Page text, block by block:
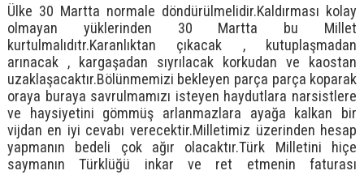
Ülke 30 Martta normale döndürülmelidir.Kaldırması kolay
olmayan yüklerinden 30 Martta bu Millet
kurtulmalıdıtr.Karanlıktan çıkacak , kutuplaşmadan
arınacak , kargaşadan sıyrılacak korkudan ve kaostan
uzaklaşacaktır.Bölünmemizi bekleyen parça parça koparak
oraya buraya savrulmamızı isteyen haydutlara narsistlere
ve haysiyetini gömmüş arlanmazlara ayağa kalkan bir
vijdan en iyi cevabı verecektir.Milletimiz üzerinden hesap
yapmanın bedeli çok ağır olacaktır.Türk Milletini hiçe
saymanın Türklüğü inkar ve ret etmenin faturası